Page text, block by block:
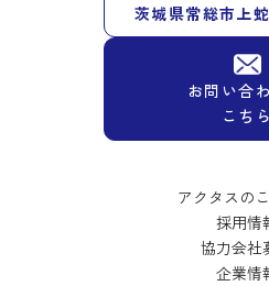
茨城県常総市上
お問い合
こちら
アクタスの
採用情
協力会社
企業情